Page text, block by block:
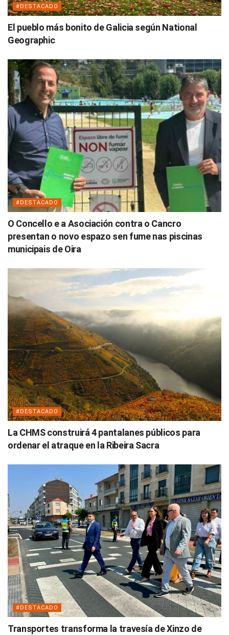
#DESTACADO
El pueblo más bonito de Galicia según National
Geographic
#DESTACADO
O Concello e a Asociación contra o Cancro
presentan o novo espazo sen fume nas piscinas
municipais de Oira
#DESTACADO
La CHMS construirá 4 pantalanes públicos para
ordenar el atraque en la Ribeira Sacra
#DESTACADO
Transportes transforma la travesía de Xinzo de